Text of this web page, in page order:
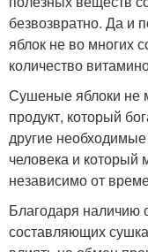
безвозвратно. Да и
яблок не во многих
количество
Сушеные яблоки не
продукт, который
другие
человека и который
независимо от
Благодаря наличию
составляющих